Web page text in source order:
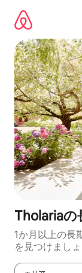
Tholariaの
1か月以上の長
を見つけましょ